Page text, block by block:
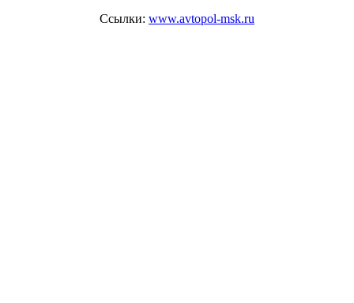
Ссылки: www.avtopol-msk.ru